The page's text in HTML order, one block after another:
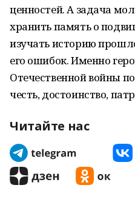
ценностей. А задача
хранить память о
изучать историю
его ошибок. Именно
Отечественной войны
честь, достоинство,
Читайте нас